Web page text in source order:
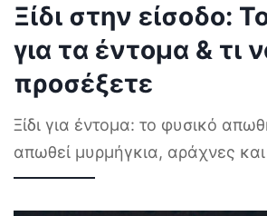
Ξίδι στην είσοδο:
για τα έντομα & τι
προσέξετε
Ξίδι για έντομα: το φυσικό
απωθεί μυρμήγκια, αράχνες